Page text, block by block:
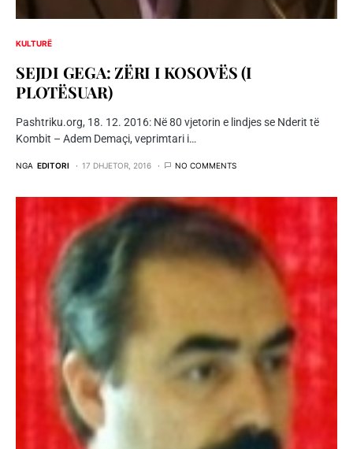
KULTURË
SEJDI GEGA: ZËRI I KOSOVËS (I
PLOTËSUAR)
Pashtriku.org, 18. 12. 2016: Në 80 vjetorin e lindjes se Nderit të
Kombit – Adem Demaçi, veprimtari i…
NGA EDITORI 17 DHJETOR, 2016 NO COMMENTS